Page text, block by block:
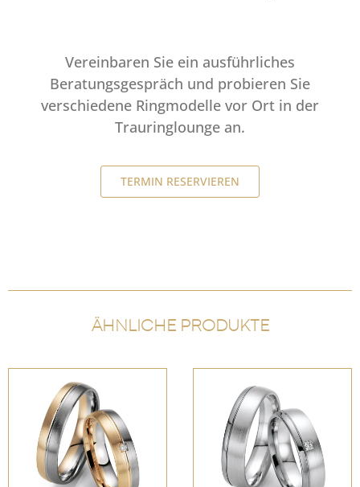
Vereinbaren Sie ein ausführliches
Beratungsgespräch und probieren Sie
verschiedene Ringmodelle vor Ort in der
Trauringlounge an.
TERMIN RESERVIEREN
ÄHNLICHE PRODUKTE